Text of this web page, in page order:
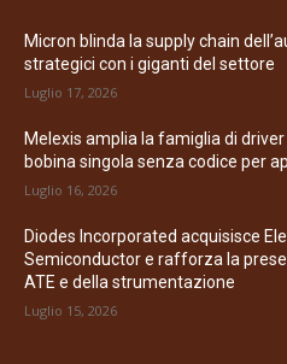
Micron blinda la supply chain
strategici con i giganti del settore
Luglio 17, 2026
Melexis amplia la famiglia di
bobina singola senza codice per
Luglio 16, 2026
Diodes Incorporated acquisisce
Semiconductor e rafforza la
ATE e della strumentazione
Luglio 15, 2026